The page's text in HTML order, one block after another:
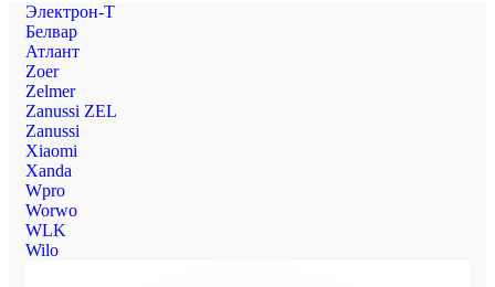
Электрон-Т
Белвар
Атлант
Zoer
Zelmer
Zanussi ZEL
Zanussi
Xiaomi
Xanda
Wpro
Worwo
WLK
Wilo